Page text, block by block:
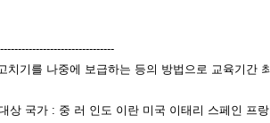
치기를 나중에 보급하는 등의 방법으로 교육기간
상 국가 : 중 러 인도 이란 미국 이태리 스페인 프